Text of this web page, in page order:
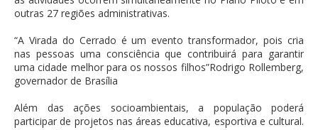
outras 27 regiões administrativas.
“A Virada do Cerrado é um evento transformador, pois cria
nas pessoas uma consciência que contribuirá para garantir
uma cidade melhor para os nossos filhos”Rodrigo Rollemberg,
governador de Brasília
Além das ações socioambientais, a população poderá
participar de projetos nas áreas educativa, esportiva e cultural.